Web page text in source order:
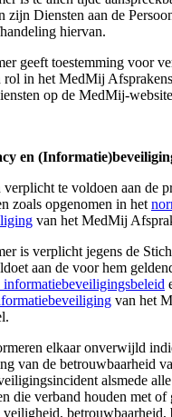
zijn Diensten aan de
hiervan.
geeft toestemming voor
rol in het MedMij
op de MedMij-
en
te voldoen aan de
zoals opgenomen in het
van het MedMij
is verplicht jegens de
aan de voor hem
van het
elkaar onverwijld
van de betrouwbaarheid
alsmede
die verband houden met
betrouwbaarheid,